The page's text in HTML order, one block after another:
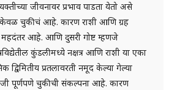
जीवनावर प्रभाव पाडता येतो असे
चुकीचं आहे. कारण राशी आणि ग्रह
महदंतर आहे. आणि दुसरी गोष्ट म्हणजे
कुंडलीमध्ये नक्षत्र आणि राशी या एका
द्विमितीय प्रतलावरती नमूद केल्या गेल्या
पूर्णपणे चुकीची संकल्पना आहे. कारण